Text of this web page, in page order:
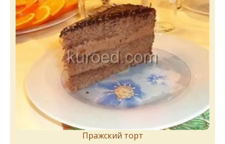
Пражский торт